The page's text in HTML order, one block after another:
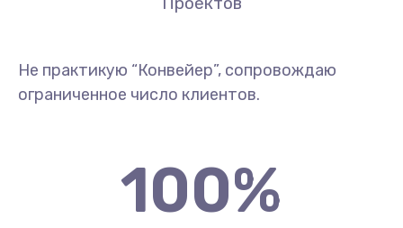
Не практикую “Конвейер”, сопровождаю
ограниченное число клиентов.
100%